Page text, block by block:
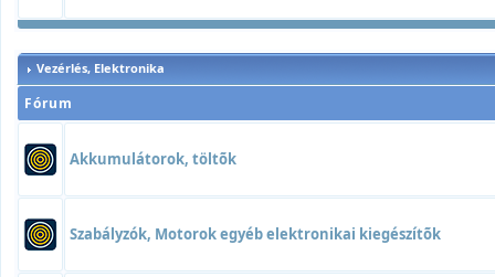
Vezérlés, Elektronika
Fórum
Akkumulátorok, töltõk
Szabályzók, Motorok egyéb elektronikai kiegészítõk